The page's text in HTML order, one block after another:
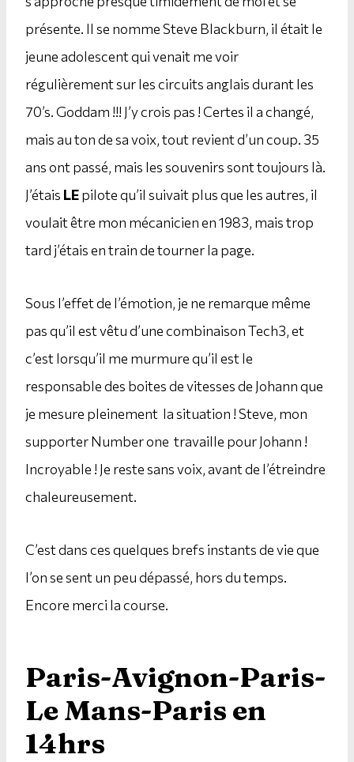
présente. Il se nomme Steve Blackburn, il était le
jeune adolescent qui venait me voir
régulièrement sur les circuits anglais durant les
70’s. Goddam !!! J’y crois pas ! Certes il a changé,
mais au ton de sa voix, tout revient d’un coup. 35
ans ont passé, mais les souvenirs sont toujours là.
J’étais LEpilote qu’il suivait plus que les autres, il
voulait être mon mécanicien en 1983, mais trop
tard j’étais en train de tourner la page.
Sous l’effet de l’émotion, je ne remarque même
pas qu’il est vêtu d’une combinaison Tech3, et
c’est lorsqu’il me murmure qu’il est le
responsable des boites de vitesses de Johann que
je mesure pleinement la situation ! Steve, mon
supporter Number one travaille pour Johann !
Incroyable ! Je reste sans voix, avant de l’étreindre
chaleureusement.
C’est dans ces quelques brefs instants de vie que
l’on se sent un peu dépassé, hors du temps.
Encore merci la course.
Paris-Avignon-Paris-
Le Mans-Paris en
14hrs